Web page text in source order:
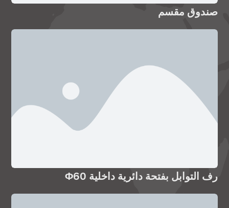
صندوق مقسم
رف التوابل بفتحة دائرية داخلية Φ60